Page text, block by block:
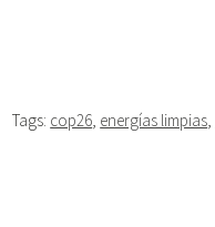
Tags: cop26, energías limpias,